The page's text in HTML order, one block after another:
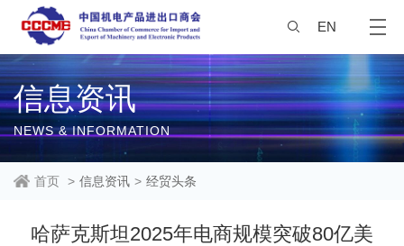
EN
信息资讯
NEWS & INFORMATION
首页 > 信息资讯 > 经贸头条
哈萨克斯坦2025年电商规模突破80亿美